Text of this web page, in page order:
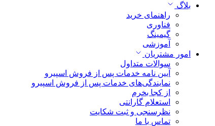
بلاگ
راهنمای خرید
فناوری
گیمینگ
آموزشی
امور مشتریان
سوالات متداول
آیین نامه خدمات پس از فروش اسپیرو
نمایندگی‌های خدمات پس از فروش اسپیرو
از کجا بخرم
استعلام گارانتی
نظرسنجی و ثبت شکایت
تماس با ما